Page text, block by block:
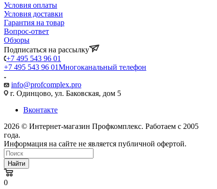
Условия оплаты
Условия доставки
Гарантия на товар
Вопрос-ответ
Обзоры
Подписаться на рассылку
+7 495 543 96 01
+7 495 543 96 01Многоканальный телефон
info@profcomplex.pro
г. Одинцово, ул. Баковская, дом 5
Вконтакте
2026 © Интернет-магазин Профкомплекс. Работаем с 2005
года.
Информация на сайте не является публичной офертой.
Найти
0